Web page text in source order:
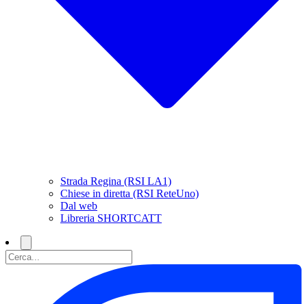
Strada Regina (RSI LA1)
Chiese in diretta (RSI ReteUno)
Dal web
Libreria SHORTCATT